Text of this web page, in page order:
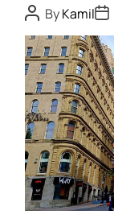
P
o
s
t
A
u
t
h
o
r
ByKamilP
o
s
t
D
a
t
e